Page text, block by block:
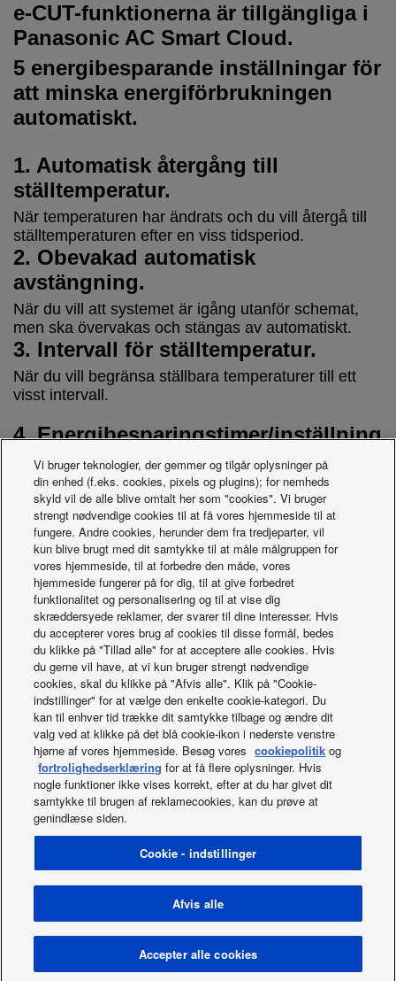
e-CUT-funktionerna är tillgängliga i
Panasonic AC Smart Cloud.
5 energibesparande inställningar för
att minska energiförbrukningen
automatiskt.
1. Automatisk återgång till
ställtemperatur.
När temperaturen har ändrats och du vill återgå till
ställtemperaturen efter en viss tidsperiod.
2. Obevakad automatisk
avstängning.
När du vill att systemet är igång utanför schemat,
men ska övervakas och stängas av automatiskt.
3. Intervall för ställtemperatur.
När du vill begränsa ställbara temperaturer till ett
visst intervall.
4. Energibesparingstimer/inställning
för effektiv drift.
Ange tidsperioder då lägre driftkapacitet ska
användas.
5. Behovsinställning/inställning för
minskad topp/kraftigt minskad topp.
Ange tidsperioder när utomhusenheternas
driftkapacitet ska vara lägre.
Paket
Ladda ner broschyr
Facebook
Kontakt os
Oversigt over websted
Brugsbetingelser
Politik om beskyttelse af personlige oplysninger
Data act Nyheder
Copyright © 2026 Panasonic Marketing Europe GmbH Alle
Vi bruger teknologier, der gemmer og tilgår oplysninger på
din enhed (f.eks. cookies, pixels og plugins); for nemheds
skyld vil de alle blive omtalt her som "cookies". Vi bruger
strengt nødvendige cookies til at få vores hjemmeside til at
fungere. Andre cookies, herunder dem fra tredjeparter, vil
kun blive brugt med dit samtykke til at måle målgruppen for
vores hjemmeside, til at forbedre den måde, vores
hjemmeside fungerer på for dig, til at give forbedret
funktionalitet og personalisering og til at vise dig
skræddersyede reklamer, der svarer til dine interesser. Hvis
du accepterer vores brug af cookies til disse formål, bedes
du klikke på "Tillad alle" for at acceptere alle cookies. Hvis
du gerne vil have, at vi kun bruger strengt nødvendige
cookies, skal du klikke på "Afvis alle". Klik på "Cookie-
indstillinger" for at vælge den enkelte cookie-kategori. Du
kan til enhver tid trække dit samtykke tilbage og ændre dit
valg ved at klikke på det blå cookie-ikon i nederste venstre
hjørne af vores hjemmeside. Besøg vores cookiepolitik og
fortrolighedserklæring for at få flere oplysninger. Hvis
nogle funktioner ikke vises korrekt, efter at du har givet dit
samtykke til brugen af reklamecookies, kan du prøve at
genindlæse siden.
Cookie - indstillinger
Afvis alle
Accepter alle cookies